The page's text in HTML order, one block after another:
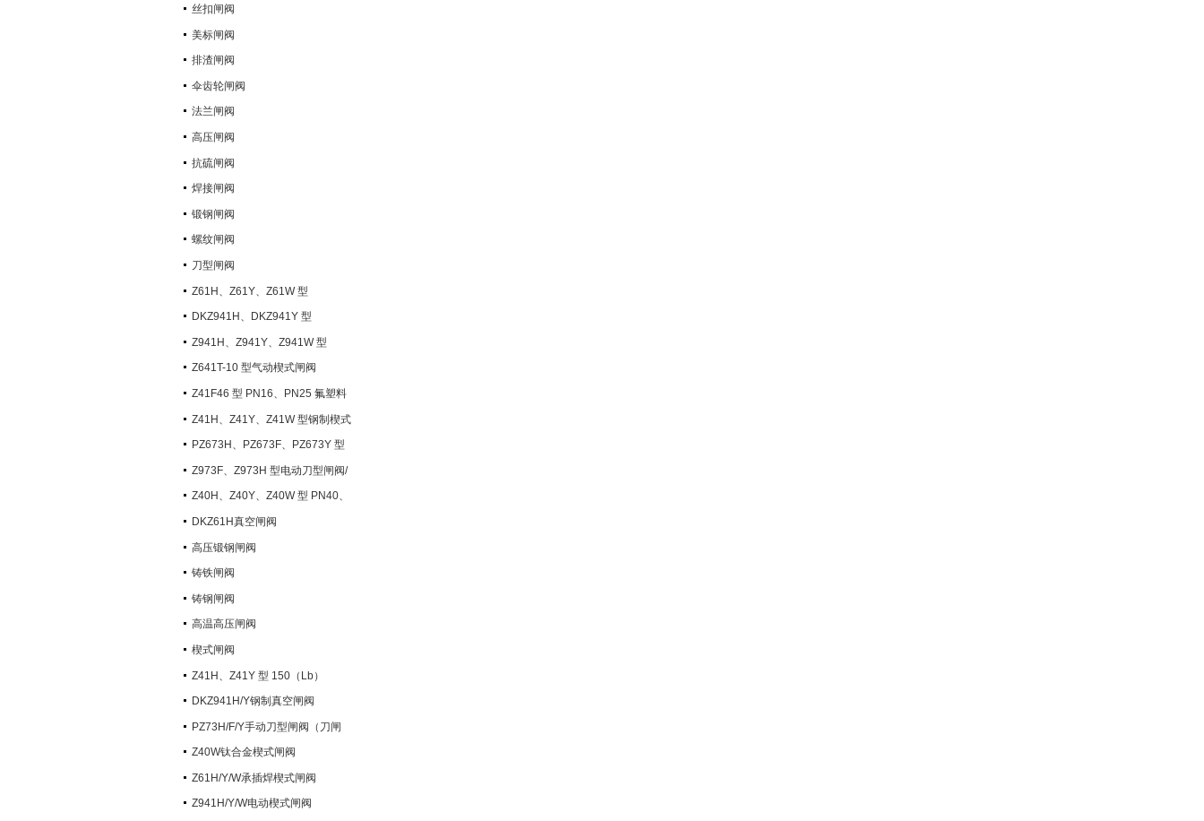
丝扣闸阀
美标闸阀
排渣闸阀
伞齿轮闸阀
法兰闸阀
高压闸阀
抗硫闸阀
焊接闸阀
锻钢闸阀
螺纹闸阀
刀型闸阀
Z61H、Z61Y、Z61W 型
PN100~PN160 承插焊楔式闸阀
DKZ941H、DKZ941Y 型
PN10~PN100 钢制真空闸阀
Z941H、Z941Y、Z941W 型
PN100~PN200 钢制电动楔式闸阀
Z641T-10 型气动楔式闸阀
Z41F46 型 PN16、PN25 氟塑料
衬里楔式闸阀
Z41H、Z41Y、Z41W 型钢制楔式
闸阀PZ673H、PZ673F、PZ673Y 型
气动刀型闸阀/刀闸阀
Z973F、Z973H 型电动刀型闸阀/
刀闸阀
Z40H、Z40Y、Z40W 型 PN40、
PN63 钢制楔式闸阀
DKZ61H真空闸阀
高压锻钢闸阀
铸铁闸阀
铸钢闸阀
高温高压闸阀
楔式闸阀
Z41H、Z41Y 型 150（Lb）
~600（Lb） 钢制楔式闸阀
DKZ941H/Y钢制真空闸阀
PZ73H/F/Y手动刀型闸阀（刀闸
阀）Z40W钛合金楔式闸阀
Z61H/Y/W承插焊楔式闸阀
Z941H/Y/W电动楔式闸阀